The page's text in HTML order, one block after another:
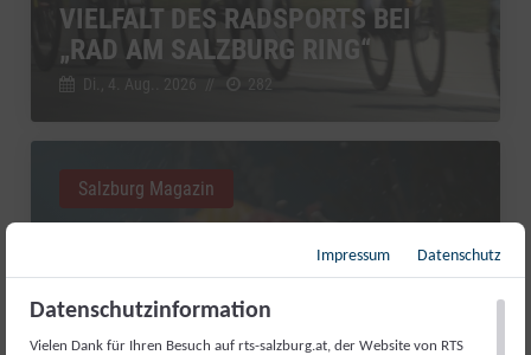
VIELFALT DES RADSPORTS BEI
„RAD AM SALZBURG RING“
Di., 4. Aug.. 2026 // 282
Salzburg Magazin
Impressum Datenschutz
Datenschutzinformation
Vielen Dank für Ihren Besuch auf rts-salzburg.at, der Website von RTS